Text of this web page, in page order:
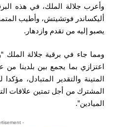
وأعرب جلالة الملك، في هذه
أليكساندر فوتشيتش، وأطيب
يصبو إليه من تقدم وازدهار.
ومما جاء في برقية جلالة الملك
اعتزازي بما يجمع بين بلدينا من
المتينة والتقدير المتبادل،
المشترك من أجل تمتين علاقات
الميادين”.
- Advertisement -